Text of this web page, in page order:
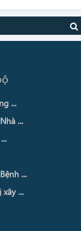
...
...
...
...